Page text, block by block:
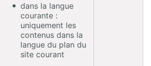
dans la langue
courante :
uniquement les
contenus dans la
langue du plan du
site courant